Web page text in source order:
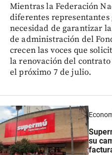
Mientras la Federación
diferentes
necesidad de garantizar
de administración del
crecen las voces que
la renovación del
el próximo 7 de julio.
su